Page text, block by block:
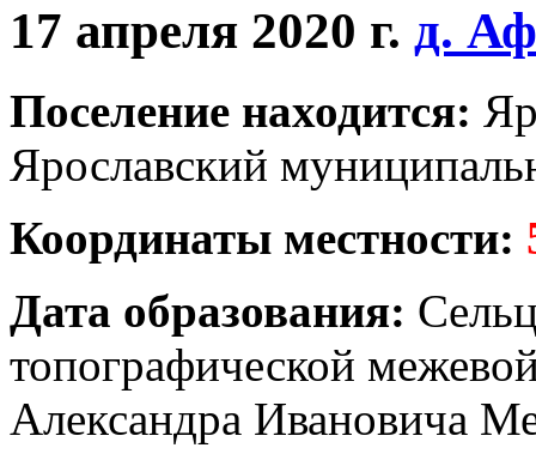
17 апреля 2020 г. д.
Поселение находится:
Ярославский
Координаты местности:
Дата образования:
топографической
Александра Ивановича